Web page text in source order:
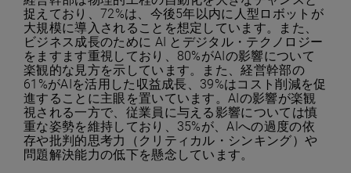
捉えており、72%は、今後5年以内に人型ロボットが
大規模に導入されることを想定しています。また、
ビジネス成長のために AI とデジタル・テクノロジー
をますます重視しており、80%がAIの影響について
楽観的な見方を示しています。また、経営幹部の
61%がAIを活用した収益成長、39%はコスト削減を促
進することに主眼を置いています。AIの影響が楽観
視される一方で、従業員に与える影響については慎
重な姿勢を維持しており、35%が、AIへの過度の依
存や批判的思考力（クリティカル・シンキング）や
問題解決能力の低下を懸念しています。